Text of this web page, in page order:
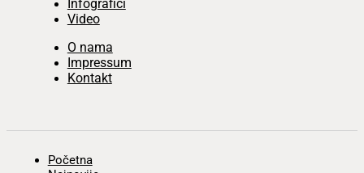
Infografici
Video
O nama
Impressum
Kontakt
Početna